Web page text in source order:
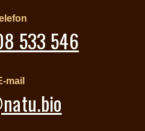
533 546
mail